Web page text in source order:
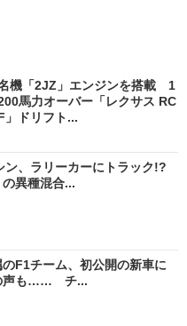
機「2JZ」エンジンを搭載 1
馬力オーバー「レクサス RC
」ドリフト...
ン、ラリーカーにトラック!?
異種混合...
F1チーム、初公開の新車に
の声も…… チ...